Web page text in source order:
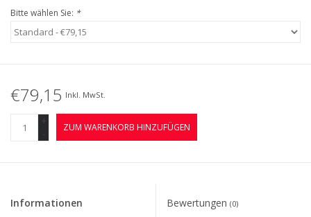
Bitte wählen Sie: *
€79,15 Inkl. MwSt.
+
-
ZUM WARENKORB HINZUFÜGEN
Informationen Bewertungen (0)